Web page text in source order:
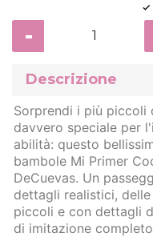

-
Descrizione
Sorprendi i più piccoli
davvero speciale per
abilità: questo
bambole Mi Primer
DeCuevas. Un
dettagli realistici,
piccoli e con dettagli
di imitazione